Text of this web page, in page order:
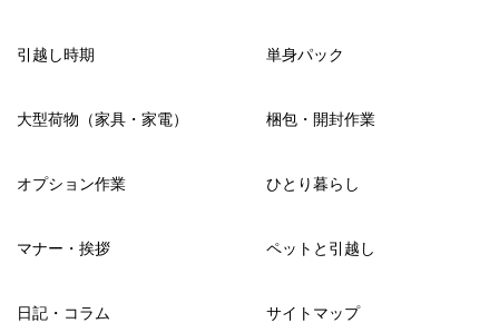
引越し時期 単身パック
大型荷物（家具・家電） 梱包・開封作業
オプション作業 ひとり暮らし
マナー・挨拶 ペットと引越し
日記・コラム サイトマップ